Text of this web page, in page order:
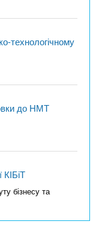
технологічному
до НМТ
КІБіТ
бізнесу та